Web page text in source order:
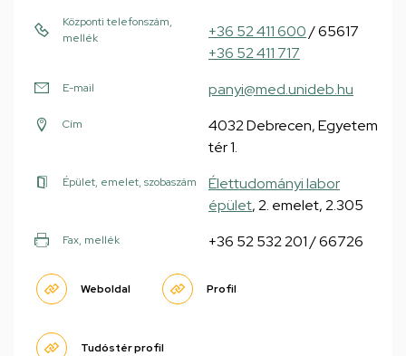
Központi telefonszám,
mellék
+36 52 411 600/ 65617
+36 52 411 717
E-mail panyi@med.unideb.hu
Cím
4032 Debrecen, Egyetem
tér 1.
Épület, emelet, szobaszám
Élettudományi labor
épület, 2. emelet, 2.305
Fax, mellék +36 52 532 201 / 66726
Weboldal Profil
Tudóstér profil